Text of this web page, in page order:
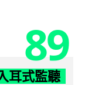
89
耳式監聽